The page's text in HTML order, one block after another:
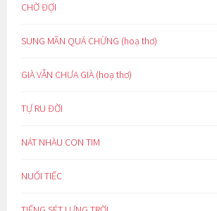
CHỜ ĐỢI
SUNG MÃN QUÁ CHỪNG (hoạ thơ)
GIÀ VẪN CHƯA GIÀ (hoạ thơ)
TỰ RU ĐỜI
NÁT NHÀU CON TIM
NUỐI TIẾC